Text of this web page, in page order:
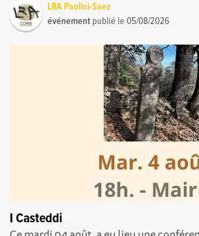
LRA Paolini-Saez
événement publié le05/08/2026
I Casteddi